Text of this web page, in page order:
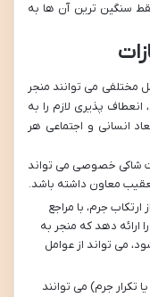
سنگین ترین آن ها به
مختلفی می توانند منجر
پذیری لازم را به
انسانی و اجتماعی هر
شاکی خصوصی می تواند
معاون داشته باشد.
جرم، با مراجع
ارائه دهد که منجر به
می تواند از عوامل
تکرار جرم) می توانند